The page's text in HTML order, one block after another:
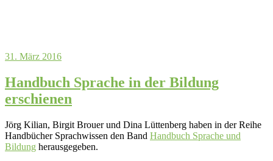
31. März 2016
Handbuch Sprache in der Bildung
erschienen
Jörg Kilian, Birgit Brouer und Dina Lüttenberg haben in der Reihe
Handbücher Sprachwissen den Band Handbuch Sprache und
Bildung herausgegeben.